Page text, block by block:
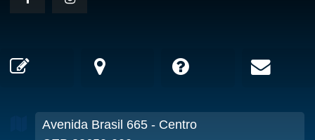
Avenida Brasil 665 - Centro